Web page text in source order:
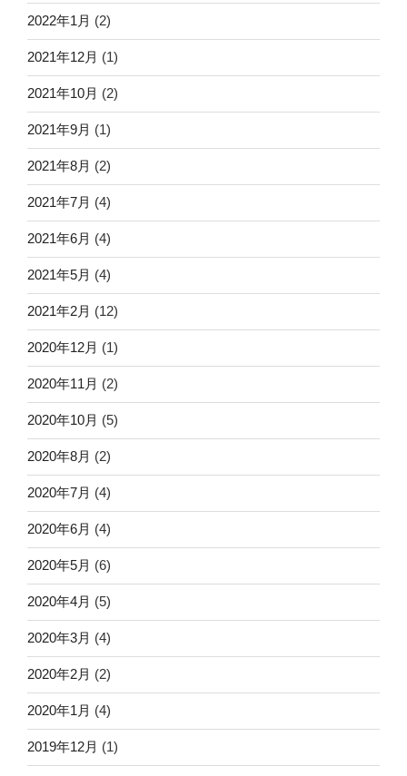
2022年1月 (2)
2021年12月 (1)
2021年10月 (2)
2021年9月 (1)
2021年8月 (2)
2021年7月 (4)
2021年6月 (4)
2021年5月 (4)
2021年2月 (12)
2020年12月 (1)
2020年11月 (2)
2020年10月 (5)
2020年8月 (2)
2020年7月 (4)
2020年6月 (4)
2020年5月 (6)
2020年4月 (5)
2020年3月 (4)
2020年2月 (2)
2020年1月 (4)
2019年12月 (1)